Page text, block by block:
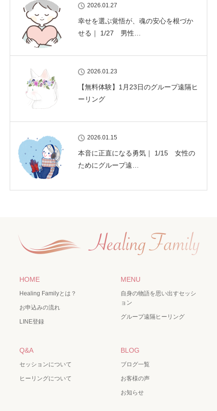
2026.01.27
幸せを選ぶ覚悟が、魂の安心を根づか
せる｜ 1/27 男性…
2026.01.23
【無料体験】1月23日のグループ遠隔ヒ
ーリング
2026.01.15
本音に正直になる勇気｜ 1/15 女性の
ためにグループ遠…
HOME
Healing Familyとは？
お申込みの流れ
LINE登録
MENU
自身の物語を思い出すセッシ
ョン
グループ遠隔ヒーリング
Q&A
セッションについて
ヒーリングについて
BLOG
ブログ一覧
お客様の声
お知らせ